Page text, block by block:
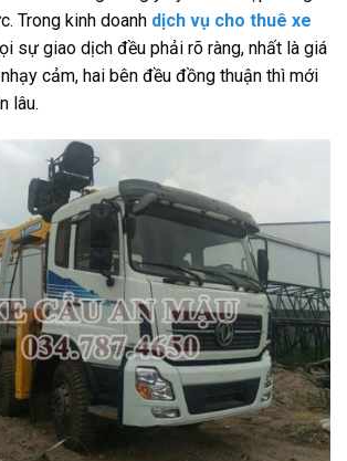
Trong kinh doanh dịch vụ cho thuê xe
sự giao dịch đều phải rõ ràng, nhất là giá
cảm, hai bên đều đồng thuận thì mới
lâu.